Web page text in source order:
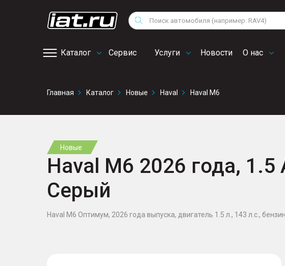
Поиск
Каталог Сервис
сервис
Услуги Новости О нас
Снегоходы
Квадроциклы
Volkswagen
Audi
Главная Каталог Новые Haval Haval M6
Новые
Haval M6 2026 года, 1.5
Серый
Haval M6 Оптимум, 2026 года выпуска, двигатель 1.5 л., 143 л.с.,